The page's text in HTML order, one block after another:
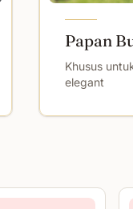
Papan
Khusus
elegant